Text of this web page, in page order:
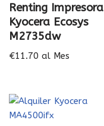
Renting Impresora
Kyocera Ecosys
M2735dw
€11.70 al Mes